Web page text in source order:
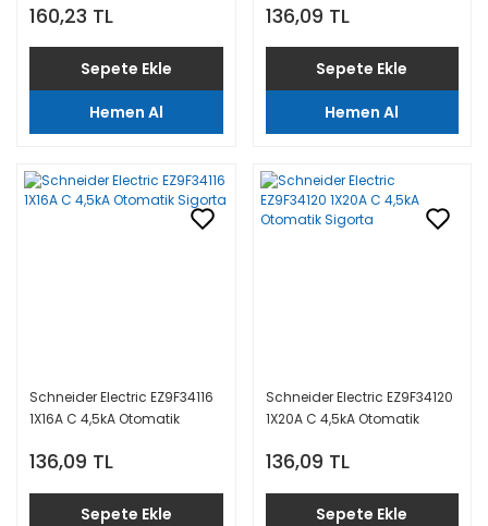
160,23 TL
Sepete Ekle
Hemen Al
136,09 TL
Sepete Ekle
Hemen Al
Schneider Electric EZ9F34116
1X16A C 4,5kA Otomatik
136,09 TL
Sepete Ekle
Schneider Electric EZ9F34120
1X20A C 4,5kA Otomatik
136,09 TL
Sepete Ekle